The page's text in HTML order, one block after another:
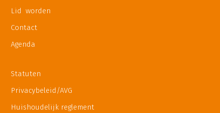
Lid worden
Contact
Agenda
Statuten
Privacybeleid/AVG
Huishoudelijk reglement